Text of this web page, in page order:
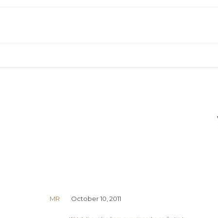
MR October 10, 2011